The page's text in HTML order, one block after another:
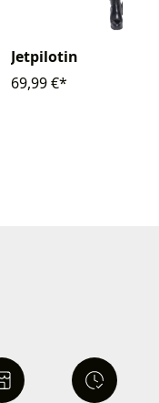
Jetpilotin
69,99 €*